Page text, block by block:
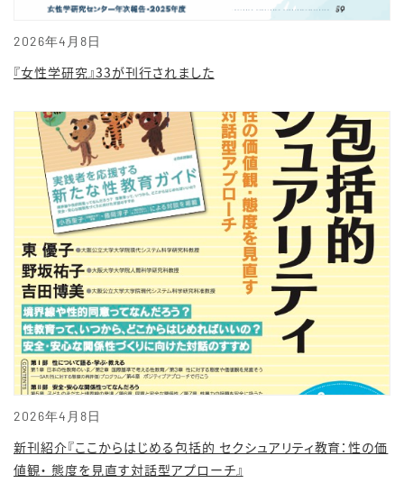
2026年4月8日
『女性学研究』33が刊行されました
2026年4月8日
新刊紹介『ここからはじめる包括的 セクシュアリティ教育：性の価
値観・ 態度を見直す対話型アプローチ』